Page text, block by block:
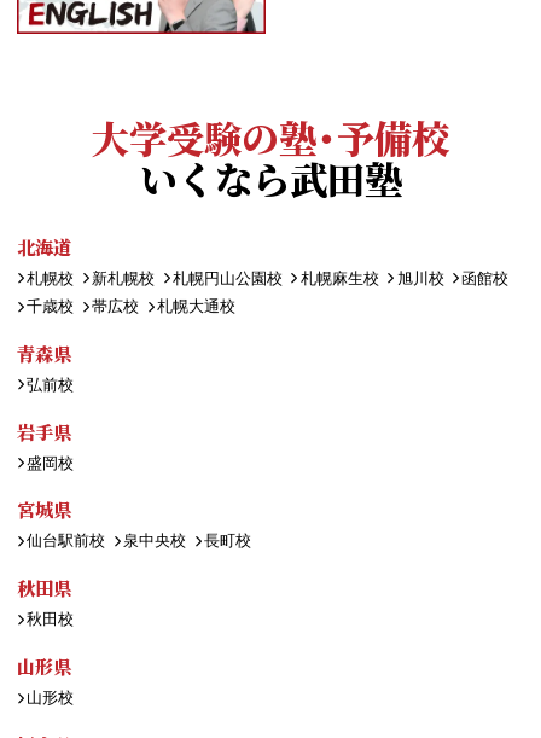
大学受験の塾・予備校
いくなら武田塾
北海道
札幌校 新札幌校 札幌円山公園校 札幌麻生校 旭川校
函館校
千歳校
帯広校 札幌大通校
青森県
弘前校
岩手県
盛岡校
宮城県
仙台駅前校 泉中央校 長町校
秋田県
秋田校
山形県
山形校